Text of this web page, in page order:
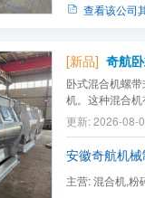
查看该公司
[新品]
卧式混合机螺
机。这种混合
传动部分和控
料从一端运动
口，或配成全
残...
更新: 2026-08-
安徽奇航机
主营:混合机,粉